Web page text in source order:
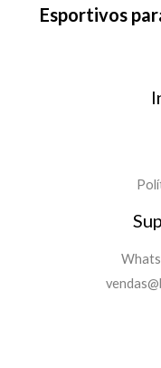
Esportivos